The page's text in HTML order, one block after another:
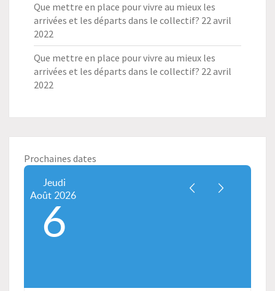
Que mettre en place pour vivre au mieux les
arrivées et les départs dans le collectif? 22 avril
2022
Que mettre en place pour vivre au mieux les
arrivées et les départs dans le collectif? 22 avril
2022
Prochaines dates
Jeudi
Août 2026
6